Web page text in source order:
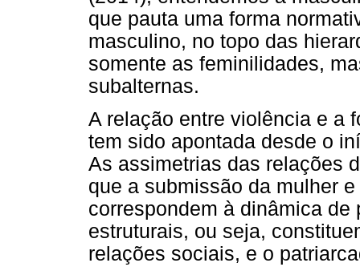
que pauta uma forma
masculino, no topo das
somente as feminilidades,
subalternas.
A relação entre violência e a
tem sido apontada desde o
As assimetrias das relações
que a submissão da mulher
correspondem à dinâmica
estruturais, ou seja,
relações sociais, e o